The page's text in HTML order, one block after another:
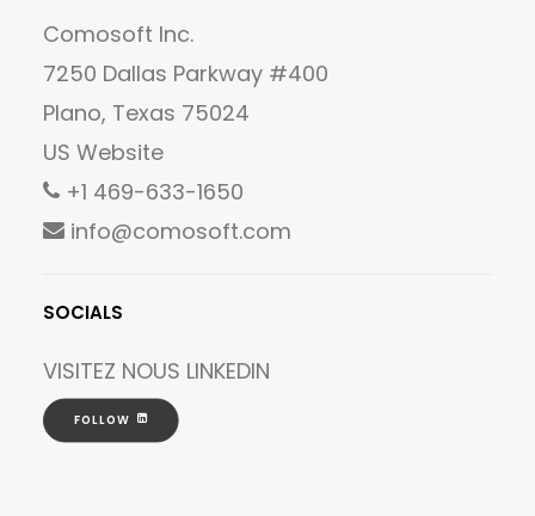
Comosoft Inc.
7250 Dallas Parkway #400
Plano, Texas 75024
US Website
+1 469-633-1650
info@comosoft.com
SOCIALS
VISITEZ NOUS LINKEDIN
FOLLOW